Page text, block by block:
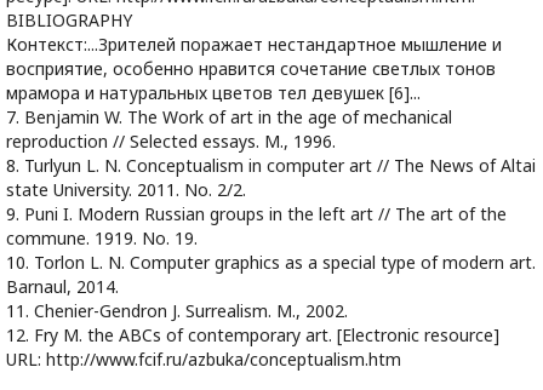
BIBLIOGRAPHY
Контекст:...Зрителей поражает нестандартное мышление и
восприятие, особенно нравится сочетание светлых тонов
мрамора и натуральных цветов тел девушек [6]...
7. Benjamin W. The Work of art in the age of mechanical
reproduction // Selected essays. M., 1996.
8. Turlyun L. N. Conceptualism in computer art // The News of Altai
state University. 2011. No. 2/2.
9. Puni I. Modern Russian groups in the left art // The art of the
commune. 1919. No. 19.
10. Torlon L. N. Computer graphics as a special type of modern art.
Barnaul, 2014.
11. Chenier-Gendron J. Surrealism. M., 2002.
12. Fry M. the ABCs of contemporary art. [Electronic resource]
URL: http://www.fcif.ru/azbuka/conceptualism.htm